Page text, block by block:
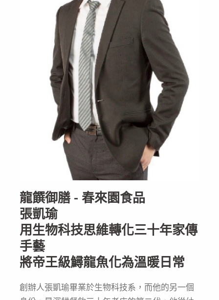
龍饌御膳 - 春來園食品
張凱瑜
用生物科技思維轉化三十年家傳
手藝
將帝王級鱘龍魚化為溫暖日常
創辦人張凱瑜畢業於生物科技系，而他的另一個